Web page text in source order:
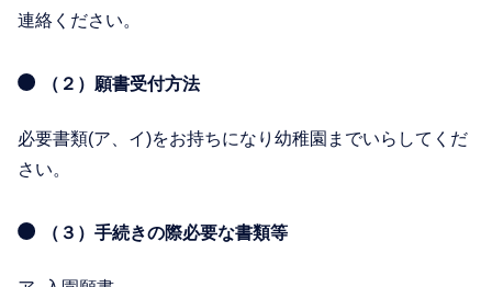
連絡ください。
（２）願書受付方法
必要書類(ア、イ)をお持ちになり幼稚園までいらしてくだ
さい。
（３）手続きの際必要な書類等